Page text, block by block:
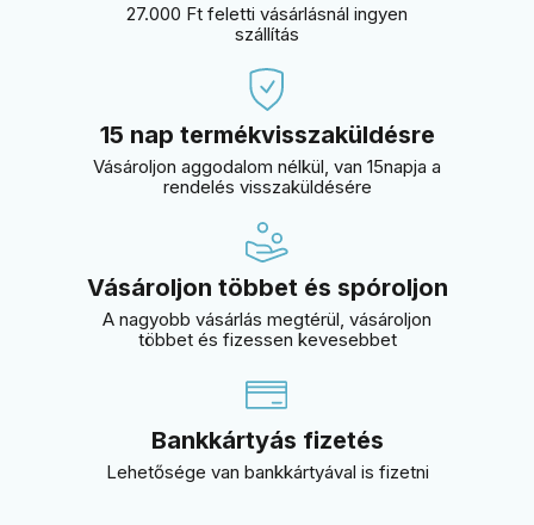
27.000 Ft feletti vásárlásnál ingyen
szállítás
15 nap termékvisszaküldésre
Vásároljon aggodalom nélkül, van 15napja a
rendelés visszaküldésére
Vásároljon többet és spóroljon
A nagyobb vásárlás megtérül, vásároljon
többet és fizessen kevesebbet
Bankkártyás fizetés
Lehetősége van bankkártyával is fizetni